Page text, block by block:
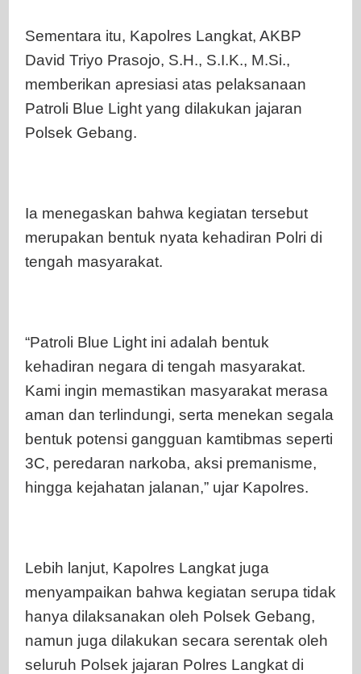
Sementara itu, Kapolres Langkat, AKBP
David Triyo Prasojo, S.H., S.I.K., M.Si.,
memberikan apresiasi atas pelaksanaan
Patroli Blue Light yang dilakukan jajaran
Polsek Gebang.
Ia menegaskan bahwa kegiatan tersebut
merupakan bentuk nyata kehadiran Polri di
tengah masyarakat.
“Patroli Blue Light ini adalah bentuk
kehadiran negara di tengah masyarakat.
Kami ingin memastikan masyarakat merasa
aman dan terlindungi, serta menekan segala
bentuk potensi gangguan kamtibmas seperti
3C, peredaran narkoba, aksi premanisme,
hingga kejahatan jalanan,” ujar Kapolres.
Lebih lanjut, Kapolres Langkat juga
menyampaikan bahwa kegiatan serupa tidak
hanya dilaksanakan oleh Polsek Gebang,
namun juga dilakukan secara serentak oleh
seluruh Polsek jajaran Polres Langkat di